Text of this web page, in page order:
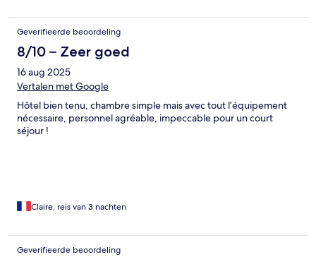
Geverifieerde beoordeling
8/10 – Zeer goed
16 aug 2025
Vertalen met Google
Hôtel bien tenu, chambre simple mais avec tout l’équipement
nécessaire, personnel agréable, impeccable pour un court
séjour !
Claire, reis van 3 nachten
Geverifieerde beoordeling